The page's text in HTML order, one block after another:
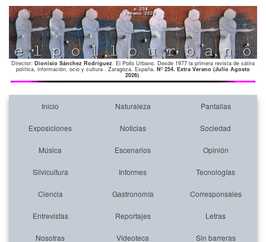
Director: Dionisio Sánchez Rodríguez. El Pollo Urbano. Desde 1977 la primera revista de sátira
política, información, ocio y cultura . Zaragoza. España. Nº 254. Extra Verano (Julio Agosto
2026).
Inicio Naturaleza Pantallas
Exposiciones Noticias Sociedad
Música Escenarios Opinión
Silvicultura Informes Tecnologías
Ciencia Gastronomía Corresponsales
Entrevistas Reportajes Letras
Nosotras Videoteca Sin barreras